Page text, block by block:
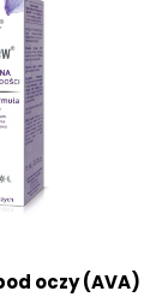
oczy (AVA)